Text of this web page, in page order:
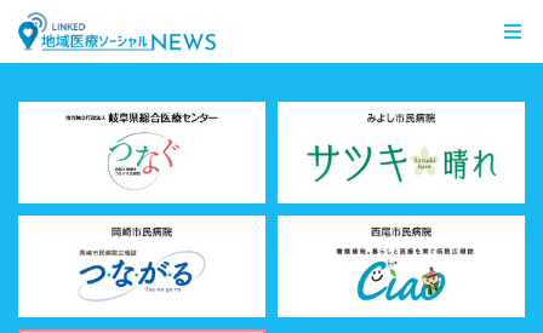
LINKED 地域医療ソーシャルNEWS